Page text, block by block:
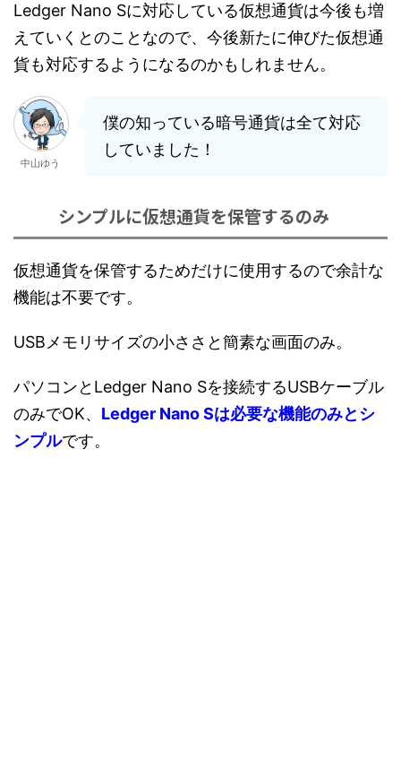
Ledger Nano Sに対応している仮想通貨は今後も増
えていくとのことなので、今後新たに伸びた仮想通
貨も対応するようになるのかもしれません。
中山ゆう
僕の知っている暗号通貨は全て対応
していました！
シンプルに仮想通貨を保管するのみ
仮想通貨を保管するためだけに使用するので余計な
機能は不要です。
USBメモリサイズの小ささと簡素な画面のみ。
パソコンとLedger Nano Sを接続するUSBケーブル
のみでOK、 Ledger Nano Sは必要な機能のみとシ
ンプルです。